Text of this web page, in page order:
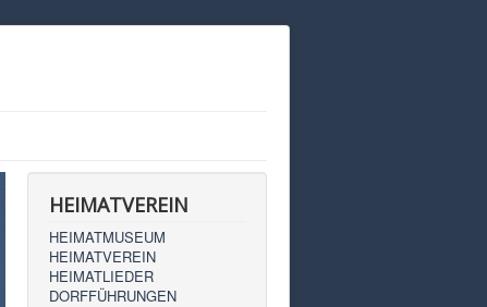
HEIMATVEREIN
HEIMATMUSEUM
HEIMATVEREIN
HEIMATLIEDER
DORFFÜHRUNGEN